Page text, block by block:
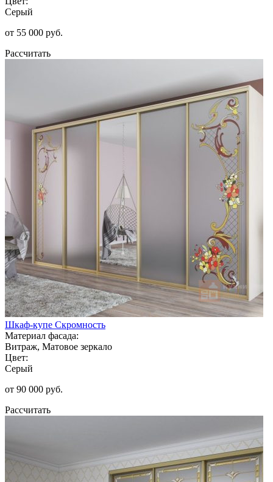
Серый
от 55 000 руб.
Рассчитать
Шкаф-купе Скромность
Материал фасада:
Витраж, Матовое зеркало
Цвет:
Серый
от 90 000 руб.
Рассчитать